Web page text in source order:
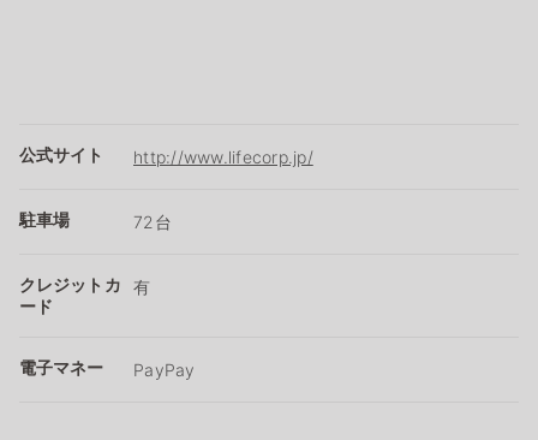
公式サイト http://www.lifecorp.jp/
駐車場 72台
クレジットカ
ード
有
電子マネー PayPay